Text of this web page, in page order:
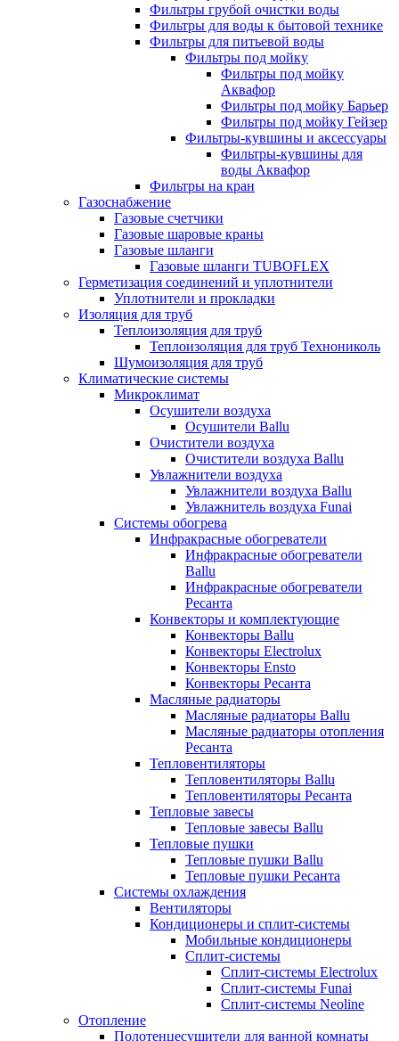
Фильтры грубой очистки воды
Фильтры для воды к бытовой технике
Фильтры для питьевой воды
Фильтры под мойку
Фильтры под мойку
Аквафор
Фильтры под мойку Барьер
Фильтры под мойку Гейзер
Фильтры-кувшины и аксессуары
Фильтры-кувшины для
воды Аквафор
Фильтры на кран
Газоснабжение
Газовые счетчики
Газовые шаровые краны
Газовые шланги
Газовые шланги TUBOFLEX
Герметизация соединений и уплотнители
Уплотнители и прокладки
Изоляция для труб
Теплоизоляция для труб
Теплоизоляция для труб Технониколь
Шумоизоляция для труб
Климатические системы
Микроклимат
Осушители воздуха
Осушители Ballu
Очистители воздуха
Очистители воздуха Ballu
Увлажнители воздуха
Увлажнители воздуха Ballu
Увлажнитель воздуха Funai
Системы обогрева
Инфракрасные обогреватели
Инфракрасные обогреватели
Ballu
Инфракрасные обогреватели
Ресанта
Конвекторы и комплектующие
Конвекторы Ballu
Конвекторы Electrolux
Конвекторы Ensto
Конвекторы Ресанта
Масляные радиаторы
Масляные радиаторы Ballu
Масляные радиаторы отопления
Ресанта
Тепловентиляторы
Тепловентиляторы Ballu
Тепловентиляторы Ресанта
Тепловые завесы
Тепловые завесы Ballu
Тепловые пушки
Тепловые пушки Ballu
Тепловые пушки Ресанта
Системы охлаждения
Вентиляторы
Кондиционеры и сплит-системы
Мобильные кондиционеры
Сплит-системы
Сплит-системы Electrolux
Сплит-системы Funai
Сплит-системы Neoline
Отопление
Полотенцесушители для ванной комнаты